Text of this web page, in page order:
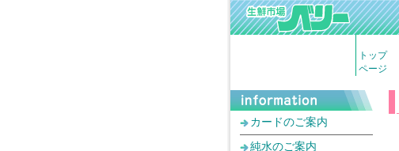
トップ
ページ
カードのご案内
純水のご案内